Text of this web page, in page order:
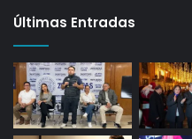
Últimas Entradas